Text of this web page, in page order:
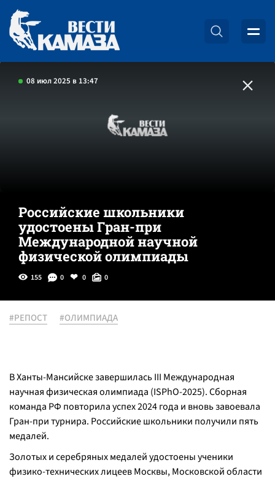
08 июл 2025 в 13:47
Российские школьники
удостоены Гран-при
Международной научной
физической олимпиады
155 0 0 0
#РЕПОСТ #ОЛИМПИАДА
В Ханты-Мансийске завершилась III Международная
научная физическая олимпиада (ISPhO-2025). Сборная
команда РФ повторила успех 2024 года и вновь завоевала
Гран-при турнира. Российские школьники получили пять
медалей.
Золотых и серебряных медалей удостоены ученики
физико-технических лицеев Москвы, Московской области